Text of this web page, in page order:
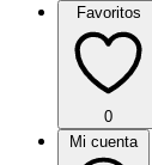
Favoritos
0
Mi cuenta